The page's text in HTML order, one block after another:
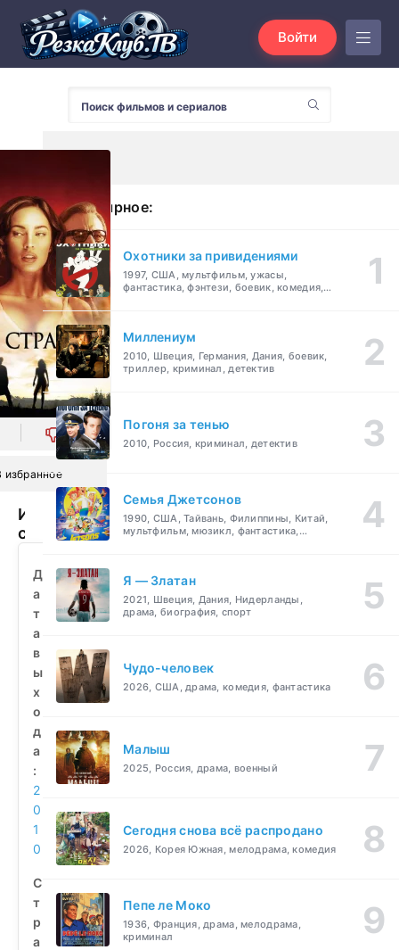
Войти
0
избранное
Игры
страсти
смотреть
бесплатно
Д
а
т
а
в
ы
х
о
д
а
:
2
0
1
0
С
т
р
а
Популярное:
Охотники за привидениями
1997, США, мультфильм, ужасы,
фантастика, фэнтези, боевик, комедия,
Миллениум
2010, Швеция, Германия, Дания, боевик,
триллер, криминал, детектив
Погоня за тенью
2010, Россия, криминал, детектив
Семья Джетсонов
1990, США, Тайвань, Филиппины, Китай,
мультфильм, мюзикл, фантастика,
Я — Златан
2021, Швеция, Дания, Нидерланды,
драма, биография, спорт
Чудо-человек
2026, США, драма, комедия, фантастика
Малыш
2025, Россия, драма, военный
Сегодня снова всё распродано
2026, Корея Южная, мелодрама, комедия
Пепе ле Моко
1936, Франция, драма, мелодрама,
криминал